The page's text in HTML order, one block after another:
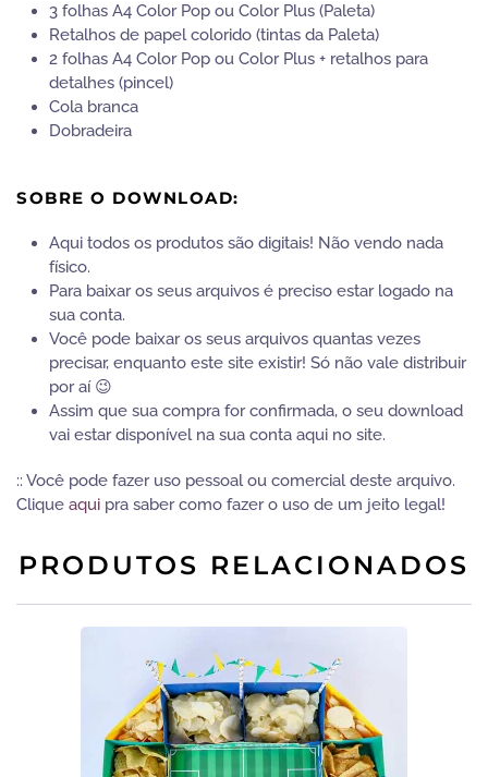
3 folhas A4 Color Pop ou Color Plus (Paleta)
Retalhos de papel colorido (tintas da Paleta)
2 folhas A4 Color Pop ou Color Plus + retalhos para
detalhes (pincel)
Cola branca
Dobradeira
SOBRE O DOWNLOAD:
Aqui todos os produtos são digitais! Não vendo nada
físico.
Para baixar os seus arquivos é preciso estar logado na
sua conta.
Você pode baixar os seus arquivos quantas vezes
precisar, enquanto este site existir! Só não vale distribuir
por aí 😉
Assim que sua compra for confirmada, o seu download
vai estar disponível na sua conta aqui no site.
:: Você pode fazer uso pessoal ou comercial deste arquivo.
Clique aqui pra saber como fazer o uso de um jeito legal!
PRODUTOS RELACIONADOS